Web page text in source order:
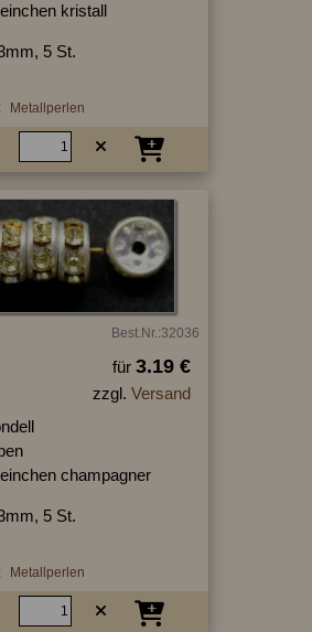
kristall
5 St.
Metallperlen
Best.Nr.:32036
für 3.19 €
zzgl. Versand
champagner
5 St.
Metallperlen